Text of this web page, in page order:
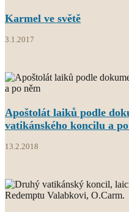
Karmel ve světě
3.1.2017
Apoštolát laiků podle
vatikánského koncilu a
13.2.2018